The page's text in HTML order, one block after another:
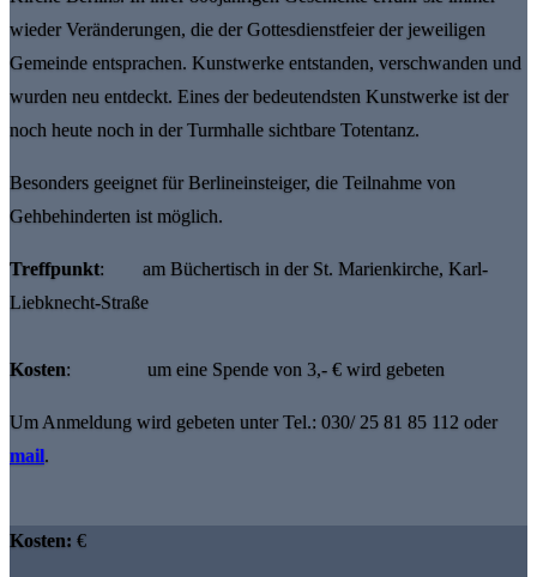
wieder Veränderungen, die der Gottesdienstfeier der jeweiligen
Gemeinde entsprachen. Kunstwerke entstanden, verschwanden und
wurden neu entdeckt. Eines der bedeutendsten Kunstwerke ist der
noch heute noch in der Turmhalle sichtbare Totentanz.
Besonders geeignet für Berlineinsteiger, die Teilnahme von
Gehbehinderten ist möglich.
Treffpunkt: am Büchertisch in der St. Marienkirche, Karl-
Liebknecht-Straße
Kosten: um eine Spende von 3,- € wird gebeten
Um Anmeldung wird gebeten unter Tel.: 030/ 25 81 85 112 oder
mail.
Kosten: €